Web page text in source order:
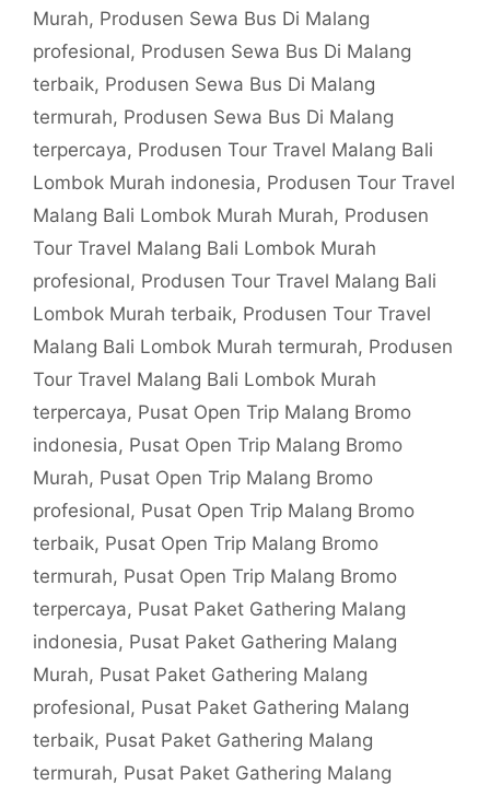
Murah, Produsen Sewa Bus Di Malang
profesional, Produsen Sewa Bus Di Malang
terbaik, Produsen Sewa Bus Di Malang
termurah, Produsen Sewa Bus Di Malang
terpercaya, Produsen Tour Travel Malang Bali
Lombok Murah indonesia, Produsen Tour Travel
Malang Bali Lombok Murah Murah, Produsen
Tour Travel Malang Bali Lombok Murah
profesional, Produsen Tour Travel Malang Bali
Lombok Murah terbaik, Produsen Tour Travel
Malang Bali Lombok Murah termurah, Produsen
Tour Travel Malang Bali Lombok Murah
terpercaya, Pusat Open Trip Malang Bromo
indonesia, Pusat Open Trip Malang Bromo
Murah, Pusat Open Trip Malang Bromo
profesional, Pusat Open Trip Malang Bromo
terbaik, Pusat Open Trip Malang Bromo
termurah, Pusat Open Trip Malang Bromo
terpercaya, Pusat Paket Gathering Malang
indonesia, Pusat Paket Gathering Malang
Murah, Pusat Paket Gathering Malang
profesional, Pusat Paket Gathering Malang
terbaik, Pusat Paket Gathering Malang
termurah, Pusat Paket Gathering Malang